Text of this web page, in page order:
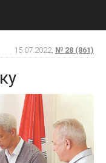
15.07.2022, № 28 (861)